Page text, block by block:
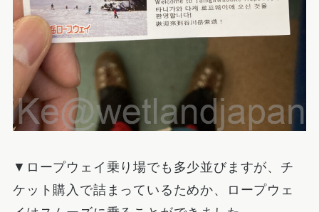
▼ロープウェイ乗り場でも多少並びますが、チ
ケット購入で詰まっているためか、ロープウェ